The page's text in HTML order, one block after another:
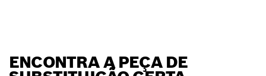
ENCONTRA A PEÇA DE